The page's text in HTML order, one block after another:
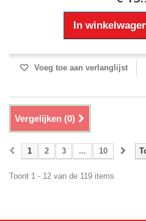
In
Voeg toe aan verlanglijst
Vergelijken (0)
1 2 3 ... 10
Toont 1 - 12 van de 119 items